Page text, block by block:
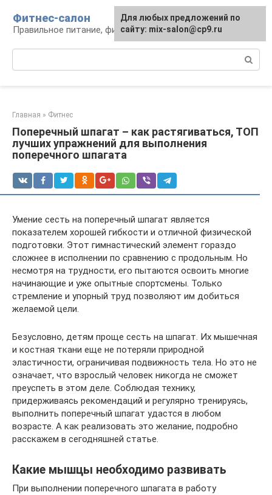
контенту
Фитнес-салон
Правильное питание, фитнес, образ жизни
Главная » Фитнес
Поперечный шпагат – как растягиваться, ТОП
лучших упражнений для выполнения
поперечного шпагата
Умение сесть на поперечный шпагат является
показателем хорошей гибкости и отличной физической
подготовки. Этот гимнастический элемент гораздо
сложнее в исполнении по сравнению с продольным. Но
несмотря на трудности, его пытаются освоить многие
начинающие и уже опытные спортсмены. Только
стремление и упорный труд позволяют им добиться
желаемой цели.
Безусловно, детям проще сесть на шпагат. Их мышечная
и костная ткани еще не потеряли природной
эластичности, ограничивая подвижность тела. Но это не
означает, что взрослый человек никогда не сможет
преуспеть в этом деле. Соблюдая технику,
придерживаясь рекомендаций и регулярно тренируясь,
выполнить поперечный шпагат удастся в любом
возрасте. А как реализовать это желание, подробно
расскажем в сегодняшней статье.
Какие мышцы необходимо развивать
При выполнении поперечного шпагата в работу
Для любых предложений по
сайту: mix-salon@cp9.ru